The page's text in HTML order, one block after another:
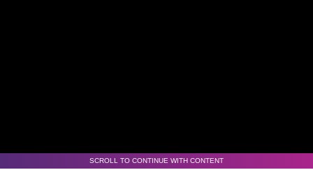
SCROLL TO CONTINUE WITH CONTENT